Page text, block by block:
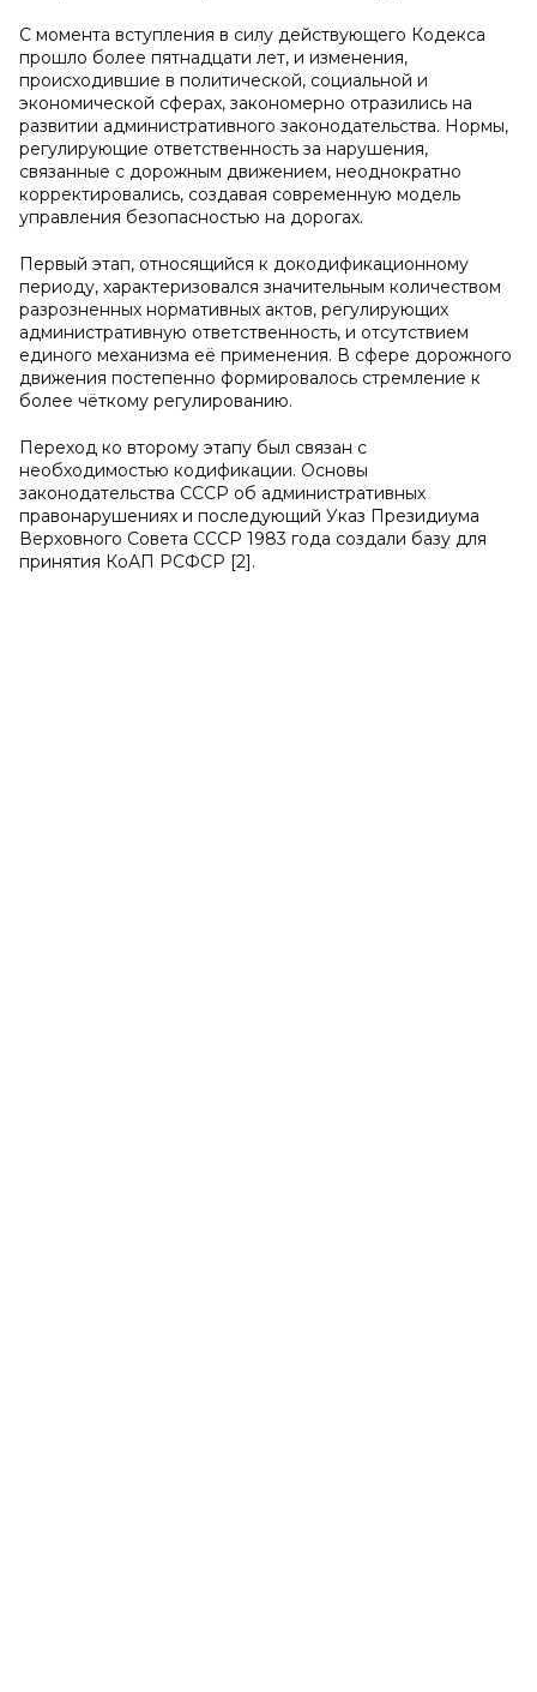
С момента вступления в силу действующего Кодекса
прошло более пятнадцати лет, и изменения,
происходившие в политической, социальной и
экономической сферах, закономерно отразились на
развитии административного законодательства. Нормы,
регулирующие ответственность за нарушения,
связанные с дорожным движением, неоднократно
корректировались, создавая современную модель
управления безопасностью на дорогах.
Первый этап, относящийся к докодификационному
периоду, характеризовался значительным количеством
разрозненных нормативных актов, регулирующих
административную ответственность, и отсутствием
единого механизма её применения. В сфере дорожного
движения постепенно формировалось стремление к
более чёткому регулированию.
Переход ко второму этапу был связан с
необходимостью кодификации. Основы
законодательства СССР об административных
правонарушениях и последующий Указ Президиума
Верховного Совета СССР 1983 года создали базу для
принятия КоАП РСФСР [2].